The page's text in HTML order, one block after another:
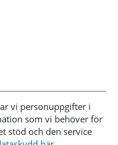
vi personuppgifter i
som vi behöver för
stöd och den service